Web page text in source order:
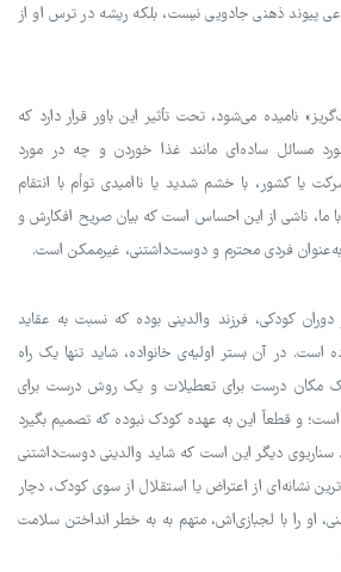
پیوند ذهنی جادویی نیست، بلکه ریشه در ترس او از
نامیده می‌شود، تحت تأثیر این باور قرار دارد که
مسائل ساده‌ای مانند غذا خوردن و چه در مورد
یا کشور، با خشم شدید یا ناامیدی توأم با انتقام
ما، ناشی از این احساس است که بیان صریح افکارش و
فردی محترم و دوست‌داشتنی، غیرممکن است.
دوران کودکی، فرزند والدینی بوده که نسبت به عقاید
است. در آن بستر اولیه‌ی خانواده، شاید تنها یک راه
مکان درست برای تعطیلات و یک روش درست برای
و قطعاً این به عهده کودک نبوده که تصمیم بگیرد
دیگر این است که شاید والدینی دوست‌داشتنی
نشانه‌ای از اعتراض یا استقلال از سوی کودک، دچار
او را با لجبازی‌اش، متهم به به خطر انداختن سلامت